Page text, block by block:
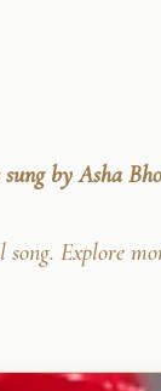
by Asha
Explore